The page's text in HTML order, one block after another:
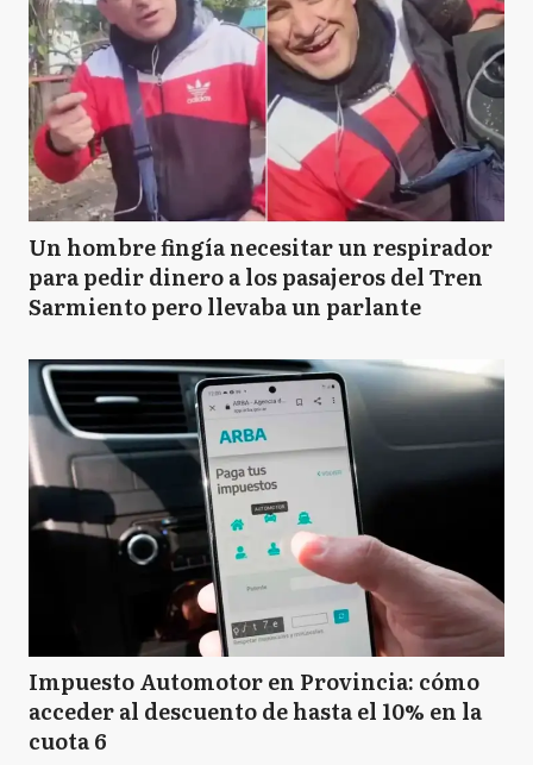
Un hombre fingía necesitar un respirador
para pedir dinero a los pasajeros del Tren
Sarmiento pero llevaba un parlante
Impuesto Automotor en Provincia: cómo
acceder al descuento de hasta el 10% en la
cuota 6